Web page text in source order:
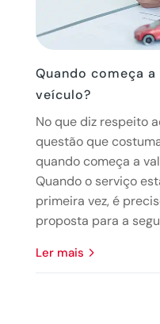
Quando começa
veículo?
No que diz respeito
questão que
quando começa a
Quando o serviço
primeira vez, é
proposta para a
ler mais